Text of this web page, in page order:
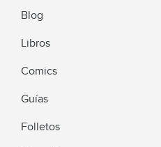
Blog
Libros
Comics
Guías
Folletos